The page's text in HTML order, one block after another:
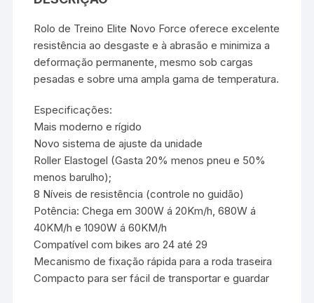
Rolo de Treino Elite Novo Force oferece excelente
resistência ao desgaste e à abrasão e minimiza a
deformação permanente, mesmo sob cargas
pesadas e sobre uma ampla gama de temperatura.
Especificações:
Mais moderno e rígido
Novo sistema de ajuste da unidade
Roller Elastogel (Gasta 20% menos pneu e 50%
menos barulho);
8 Níveis de resistência (controle no guidão)
Potência: Chega em 300W á 20Km/h, 680W á
40KM/h e 1090W á 60KM/h
Compatível com bikes aro 24 até 29
Mecanismo de fixação rápida para a roda traseira
Compacto para ser fácil de transportar e guardar